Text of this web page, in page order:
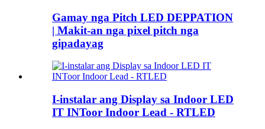
Gamay nga Pitch LED DEPPATION
| Makit-an nga pixel pitch nga
gipadayag
I-instalar ang Display sa Indoor LED
IT INToor Indoor Lead - RTLED